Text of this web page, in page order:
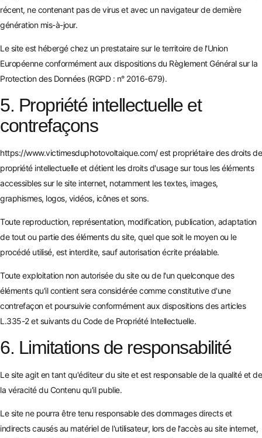
récent, ne contenant pas de virus et avec un navigateur de dernière
génération mis-à-jour.
Le site est hébergé chez un prestataire sur le territoire de l'Union
Européenne conformément aux dispositions du Règlement Général sur la
Protection des Données (RGPD : n° 2016-679).
5. Propriété intellectuelle et
contrefaçons
https://www.victimesduphotovoltaique.com/est propriétaire des droits de
propriété intellectuelle et détient les droits d'usage sur tous les éléments
accessibles sur le site internet, notamment les textes, images,
graphismes, logos, vidéos, icônes et sons.
Toute reproduction, représentation, modification, publication, adaptation
de tout ou partie des éléments du site, quel que soit le moyen ou le
procédé utilisé, est interdite, sauf autorisation écrite préalable.
Toute exploitation non autorisée du site ou de l'un quelconque des
éléments qu'il contient sera considérée comme constitutive d'une
contrefaçon et poursuivie conformément aux dispositions des articles
L.335-2 et suivants du Code de Propriété Intellectuelle.
6. Limitations de responsabilité
Le site agit en tant qu'éditeur du site et est responsable de la qualité et de
la véracité du Contenu qu'il publie.
Le site ne pourra être tenu responsable des dommages directs et
indirects causés au matériel de l'utilisateur, lors de l'accès au site internet,